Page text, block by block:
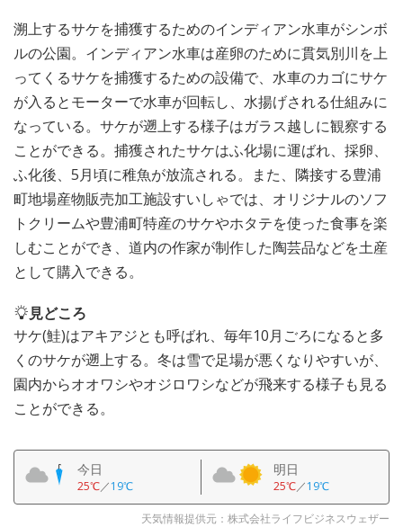
溯上するサケを捕獲するためのインディアン水車がシンボ
ルの公園。インディアン水車は産卵のために貫気別川を上
ってくるサケを捕獲するための設備で、水車のカゴにサケ
が入るとモーターで水車が回転し、水揚げされる仕組みに
なっている。サケが遡上する様子はガラス越しに観察する
ことができる。捕獲されたサケはふ化場に運ばれ、採卵、
ふ化後、5月頃に稚魚が放流される。また、隣接する豊浦
町地場産物販売加工施設すいしゃでは、オリジナルのソフ
トクリームや豊浦町特産のサケやホタテを使った食事を楽
しむことができ、道内の作家が制作した陶芸品などを土産
として購入できる。
見どころ
サケ(鮭)はアキアジとも呼ばれ、毎年10月ごろになると多
くのサケが遡上する。冬は雪で足場が悪くなりやすいが、
園内からオオワシやオジロワシなどが飛来する様子も見る
ことができる。
今日
25℃／19℃
明日
25℃／19℃
天気情報提供元：株式会社ライフビジネスウェザー